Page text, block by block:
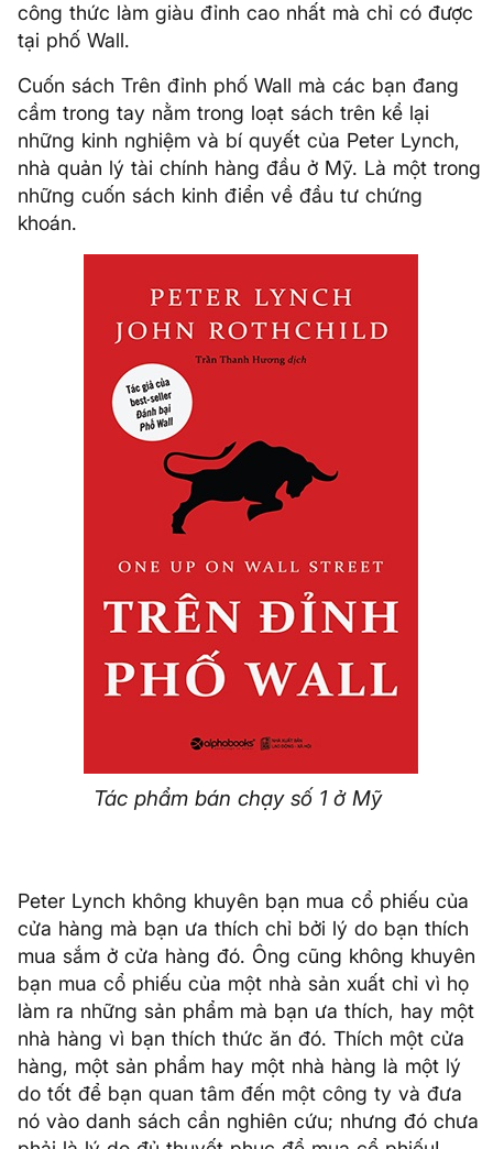
công thức làm giàu đỉnh cao nhất mà chỉ có được
tại phố Wall.
Cuốn sách Trên đỉnh phố Wall mà các bạn đang
cầm trong tay nằm trong loạt sách trên kể lại
những kinh nghiệm và bí quyết của Peter Lynch,
nhà quản lý tài chính hàng đầu ở Mỹ. Là một trong
những cuốn sách kinh điển về đầu tư chứng
khoán.
Tác phẩm bán chạy số 1 ở Mỹ
Peter Lynch không khuyên bạn mua cổ phiếu của
cửa hàng mà bạn ưa thích chỉ bởi lý do bạn thích
mua sắm ở cửa hàng đó. Ông cũng không khuyên
bạn mua cổ phiếu của một nhà sản xuất chỉ vì họ
làm ra những sản phẩm mà bạn ưa thích, hay một
nhà hàng vì bạn thích thức ăn đó. Thích một cửa
hàng, một sản phẩm hay một nhà hàng là một lý
do tốt để bạn quan tâm đến một công ty và đưa
nó vào danh sách cần nghiên cứu; nhưng đó chưa